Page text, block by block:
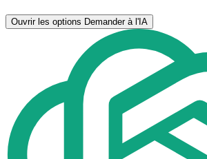
Ouvrir les options Demander à l'IA